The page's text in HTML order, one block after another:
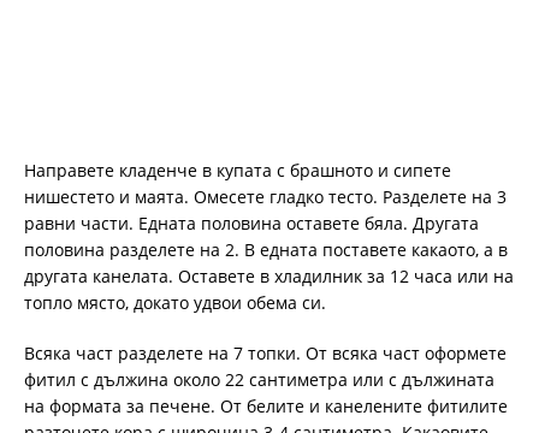
Направете кладенче в купата с брашното и сипете
нишестето и маята. Омесете гладко тесто. Разделете на 3
равни части. Едната половина оставете бяла. Другата
половина разделете на 2. В едната поставете какаото, а в
другата канелата. Оставете в хладилник за 12 часа или на
топло място, докато удвои обема си.
Всяка част разделете на 7 топки. От всяка част оформете
фитил с дължина около 22 сантиметра или с дължината
на формата за печене. От белите и канелените фитилите